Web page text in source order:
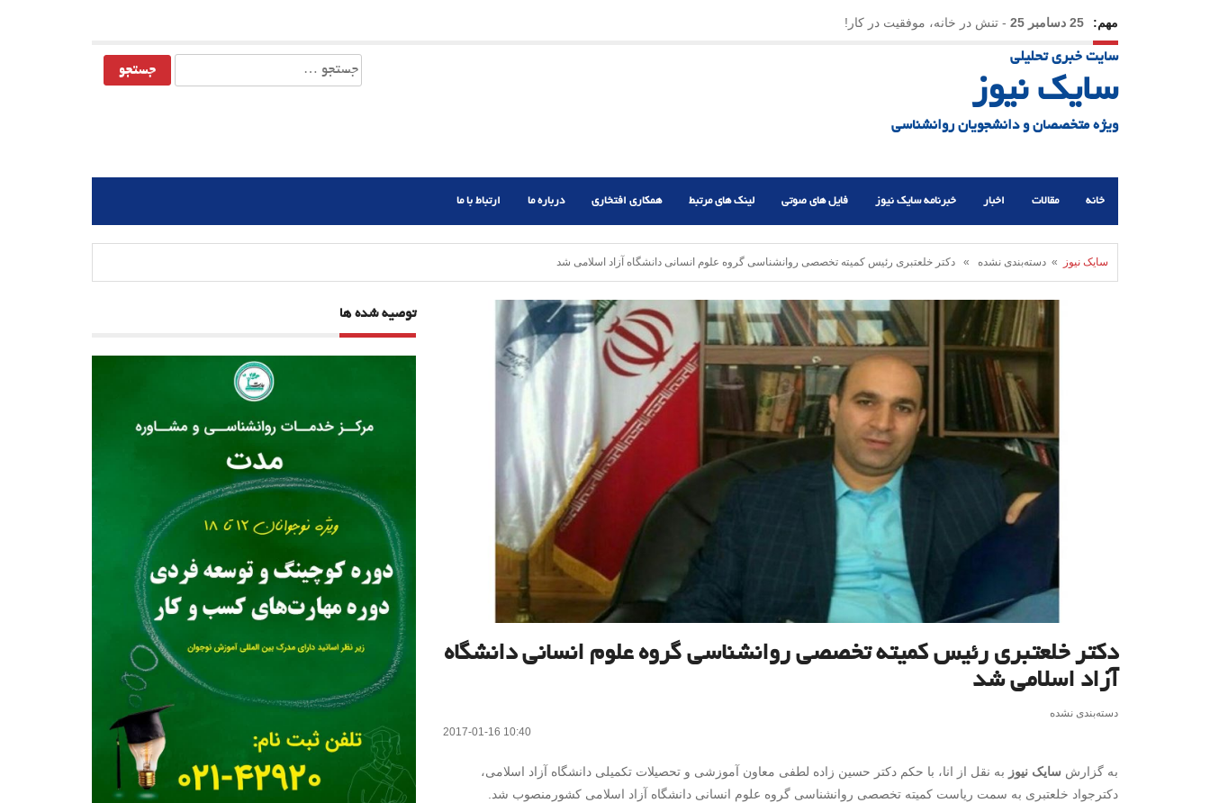
مهم: 25 دسامبر 25 - تنش در خانه، موفقیت در کار!
23 دسامبر 25
سایت خبری تحلیلی
سایک نیوز
ویژه متخصصان و دانشجویان روانشناسی
جستجو
برای:
خانه مقالات اخبار خبرنامه سایک نیوز فایل های صوتی لینک های مرتبط همکاری افتخاری درباره ما ارتباط با ما
سایک نیوز » دسته‌بندی نشده » دکتر خلعتبری رئیس کمیته تخصصی روانشناسی گروه علوم انسانی دانشگاه آزاد اسلامی شد
دکتر خلعتبری رئیس کمیته تخصصی روانشناسی گروه علوم انسانی دانشگاه
آزاد اسلامی شد
دسته‌بندی نشده
2017-01-16 10:40
به گزارش سایک نیوز به نقل از انا، با حکم دکتر حسین زاده لطفی معاون آموزشی و تحصیلات تکمیلی دانشگاه آزاد اسلامی،
دکترجواد خلعتبری به سمت ریاست کمیته تخصصی روانشناسی گروه علوم انسانی دانشگاه آزاد اسلامی کشورمنصوب شد.
توصیه شده ها